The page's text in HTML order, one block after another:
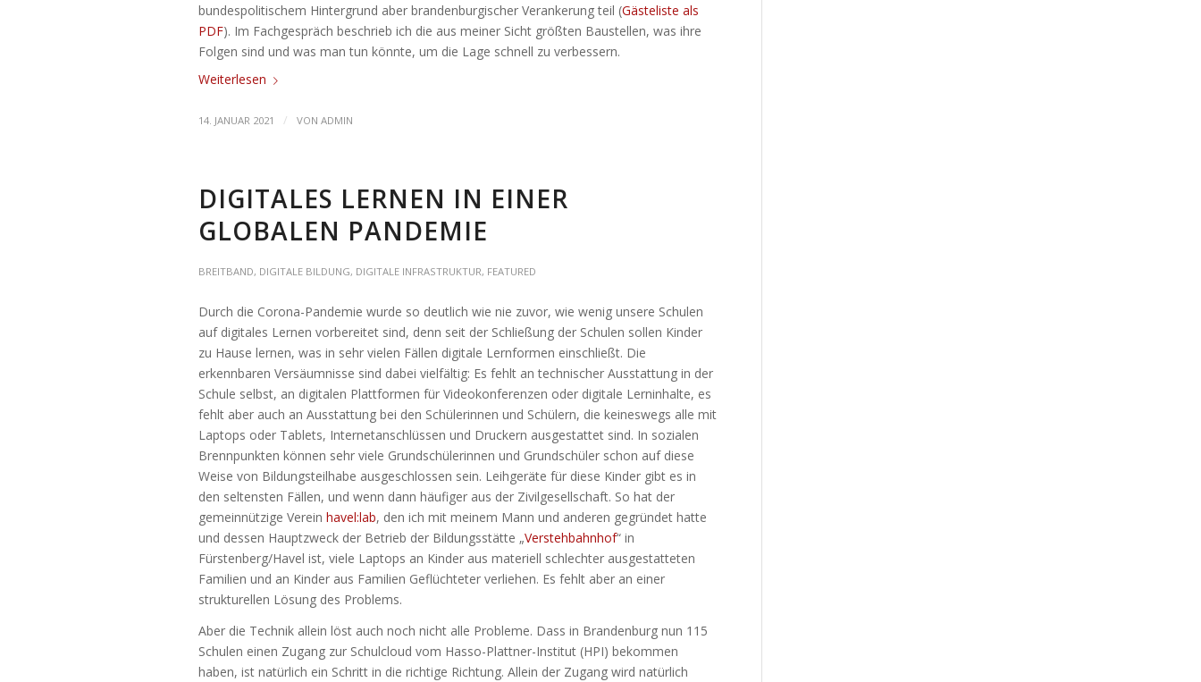
bundespolitischem Hintergrund aber brandenburgischer Verankerung teil (Gästeliste als
PDF). Im Fachgespräch beschrieb ich die aus meiner Sicht größten Baustellen, was ihre
Folgen sind und was man tun könnte, um die Lage schnell zu verbessern.
Weiterlesen
14. JANUAR 2021 / VON ADMIN
DIGITALES LERNEN IN EINER
GLOBALEN PANDEMIE
BREITBAND, DIGITALE BILDUNG, DIGITALE INFRASTRUKTUR, FEATURED
Durch die Corona-Pandemie wurde so deutlich wie nie zuvor, wie wenig unsere Schulen
auf digitales Lernen vorbereitet sind, denn seit der Schließung der Schulen sollen Kinder
zu Hause lernen, was in sehr vielen Fällen digitale Lernformen einschließt. Die
erkennbaren Versäumnisse sind dabei vielfältig: Es fehlt an technischer Ausstattung in der
Schule selbst, an digitalen Plattformen für Videokonferenzen oder digitale Lerninhalte, es
fehlt aber auch an Ausstattung bei den Schülerinnen und Schülern, die keineswegs alle mit
Laptops oder Tablets, Internetanschlüssen und Druckern ausgestattet sind. In sozialen
Brennpunkten können sehr viele Grundschülerinnen und Grundschüler schon auf diese
Weise von Bildungsteilhabe ausgeschlossen sein. Leihgeräte für diese Kinder gibt es in
den seltensten Fällen, und wenn dann häufiger aus der Zivilgesellschaft. So hat der
gemeinnützige Verein havel:lab, den ich mit meinem Mann und anderen gegründet hatte
und dessen Hauptzweck der Betrieb der Bildungsstätte „Verstehbahnhof“ in
Fürstenberg/Havel ist, viele Laptops an Kinder aus materiell schlechter ausgestatteten
Familien und an Kinder aus Familien Geflüchteter verliehen. Es fehlt aber an einer
strukturellen Lösung des Problems.
Aber die Technik allein löst auch noch nicht alle Probleme. Dass in Brandenburg nun 115
Schulen einen Zugang zur Schulcloud vom Hasso-Plattner-Institut (HPI) bekommen
haben, ist natürlich ein Schritt in die richtige Richtung. Allein der Zugang wird natürlich